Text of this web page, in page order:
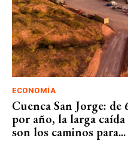
ECONOMÍA
Cuenca San Jorge: de
por año, la larga
son los caminos para...